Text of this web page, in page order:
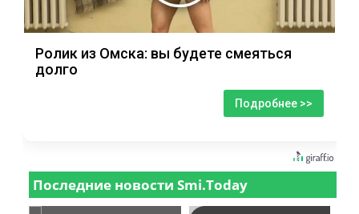
Ролик из Омска: вы будете смеяться
долго
Подробнее >>